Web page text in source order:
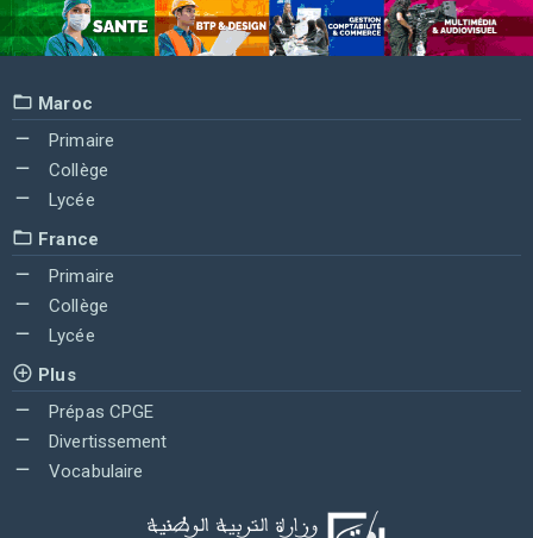
Maroc
Primaire
Collège
Lycée
France
Primaire
Collège
Lycée
Plus
Prépas CPGE
Divertissement
Vocabulaire